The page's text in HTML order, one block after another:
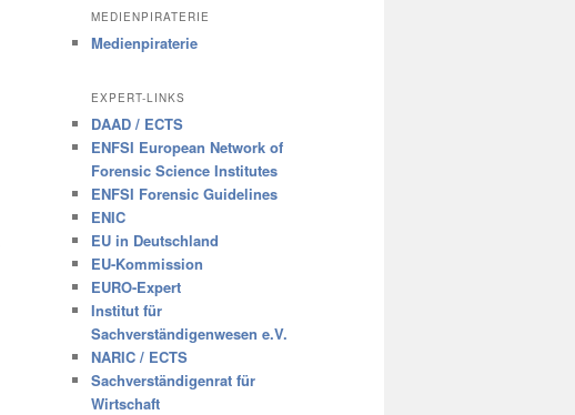
MEDIENPIRATERIE
Medienpiraterie
EXPERT-LINKS
DAAD / ECTS
ENFSI European Network of
Forensic Science Institutes
ENFSI Forensic Guidelines
ENIC
EU in Deutschland
EU-Kommission
EURO-Expert
Institut für
Sachverständigenwesen e.V.
NARIC / ECTS
Sachverständigenrat für
Wirtschaft